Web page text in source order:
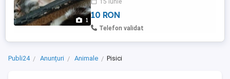
1
15 iunie
10 RON
Telefon validat
Publi24 Anunțuri Animale Pisici